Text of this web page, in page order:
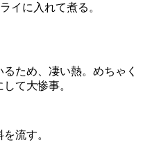
イに入れて煮る。
ため、凄い熱。めちゃく
て大惨事。
流す。